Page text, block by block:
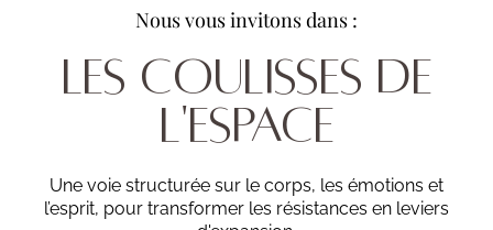
Nous vous invitons dans :
LES COULISSES DE
L'ESPACE
Une voie structurée sur le corps, les émotions et
l’esprit, pour transformer les résistances en leviers